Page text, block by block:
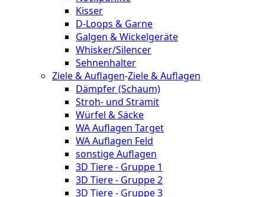
Kisser
D-Loops & Garne
Galgen & Wickelgeräte
Whisker/Silencer
Sehnenhalter
Ziele & Auflagen-Ziele & Auflagen
Dämpfer (Schaum)
Stroh- und Stramit
Würfel & Säcke
WA Auflagen Target
WA Auflagen Feld
sonstige Auflagen
3D Tiere - Gruppe 1
3D Tiere - Gruppe 2
3D Tiere - Gruppe 3